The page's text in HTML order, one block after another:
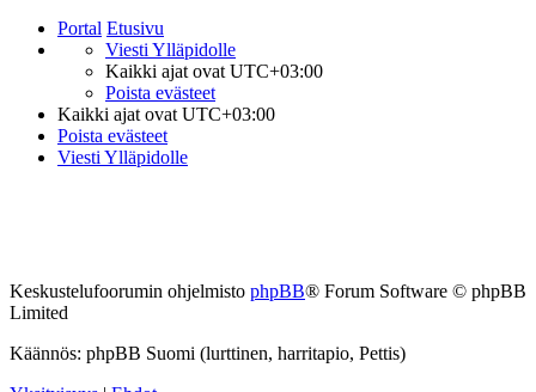
Portal Etusivu
Viesti Ylläpidolle
Kaikki ajat ovatUTC+03:00
Poista evästeet
Kaikki ajat ovatUTC+03:00
Poista evästeet
Viesti Ylläpidolle
Keskustelufoorumin ohjelmisto phpBB® Forum Software © phpBB
Limited
Käännös: phpBB Suomi (lurttinen, harritapio, Pettis)